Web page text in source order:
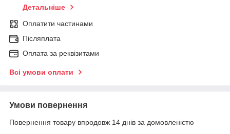
Детальніше
Оплатити частинами
Післяплата
Оплата за реквізитами
Всі умови оплати
Умови повернення
Повернення товару впродовж 14 днів за домовленістю